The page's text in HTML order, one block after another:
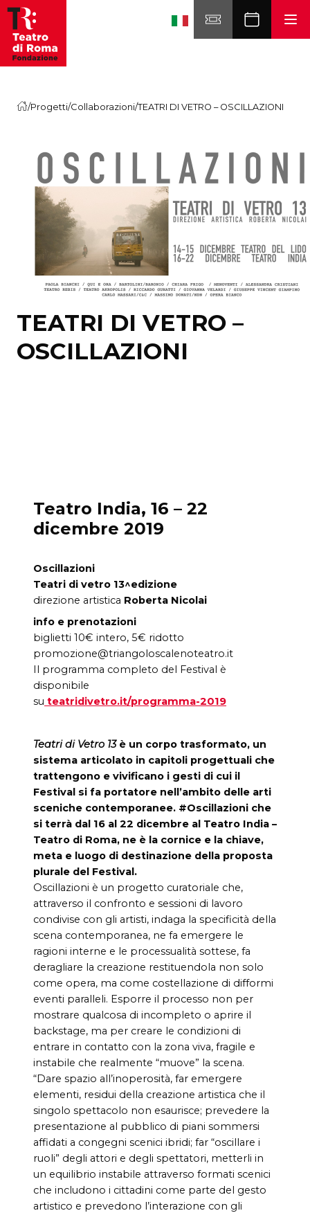
Skip to content
/Progetti/Collaborazioni/TEATRI DI VETRO – OSCILLAZIONI
TEATRI DI VETRO –
OSCILLAZIONI
Teatro India, 16 – 22
dicembre 2019
Oscillazioni
Teatri di vetro 13^edizione
direzione artistica Roberta Nicolai
info e prenotazioni
biglietti 10€ intero, 5€ ridotto
promozione@triangoloscalenoteatro.it
Il programma completo del Festival è
disponibile
su teatridivetro.it/programma-2019
Teatri di Vetro 13è un corpo trasformato, un
sistema articolato in capitoli progettuali che
trattengono e vivificano i gesti di cui il
Festival si fa portatore nell’ambito delle arti
sceniche contemporanee. #Oscillazioni che
si terrà dal 16 al 22 dicembre al Teatro India –
Teatro di Roma, ne è la cornice e la chiave,
meta e luogo di destinazione della proposta
plurale del Festival.
Oscillazioni è un progetto curatoriale che,
attraverso il confronto e sessioni di lavoro
condivise con gli artisti, indaga la specificità della
scena contemporanea, ne fa emergere le
ragioni interne e le processualità sottese, fa
deragliare la creazione restituendola non solo
come opera, ma come costellazione di difformi
eventi paralleli. Esporre il processo non per
mostrare qualcosa di incompleto o aprire il
backstage, ma per creare le condizioni di
entrare in contatto con la zona viva, fragile e
instabile che realmente “muove” la scena.
“Dare spazio all’inoperosità, far emergere
elementi, residui della creazione artistica che il
singolo spettacolo non esaurisce; prevedere la
presentazione al pubblico di piani sommersi
affidati a congegni scenici ibridi; far “oscillare i
ruoli” degli attori e degli spettatori, metterli in
un equilibrio instabile attraverso formati scenici
che includono i cittadini come parte del gesto
artistico e prevedono l’interazione con gli